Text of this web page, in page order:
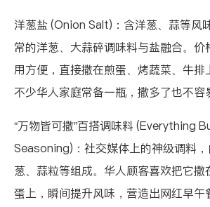
洋葱盐 (Onion Salt) ：含洋葱、蒜等风
常的洋葱、大蒜碎调味料与盐融合。
用方便，直接撒在煎蛋、烤蔬菜、牛排
不少华人家庭常备一瓶，撒多了也不容
“万物皆可撒”百搭调味料 (Everything
Seasoning) ：社交媒体上的神级调料
葱、蒜粒等组成。华人顾客喜欢把它撒
蛋上，瞬间提升风味，营造出网红早午